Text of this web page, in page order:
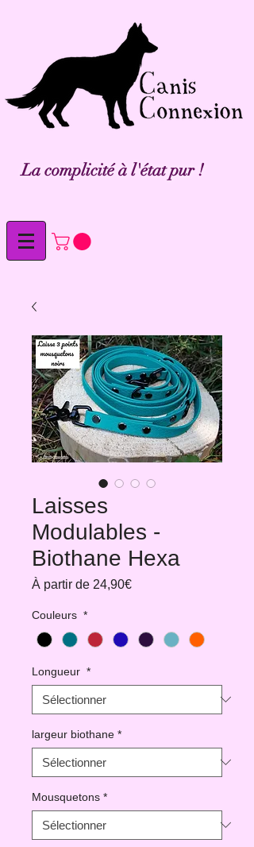
La complicité à l'état pur !
Laisses
Modulables -
Biothane Hexa
À partir de 24,90€Prix
Couleurs *
Longueur *
largeur biothane *
Mousquetons *